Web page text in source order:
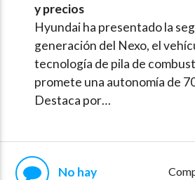
y precios
Hyundai ha presentado la
generación del Nexo, el
tecnología de pila de
promete una autonomía de
Destaca por…
No hay